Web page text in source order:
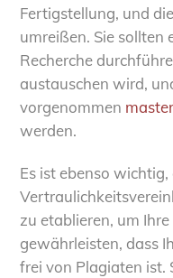
Fertigstellung, und
umreißen. Sie sollten
Recherche
austauschen wird,
vorgenommen
werden.
Es ist ebenso wichtig,
zu etablieren, um
gewährleisten, dass
frei von Plagiaten ist.